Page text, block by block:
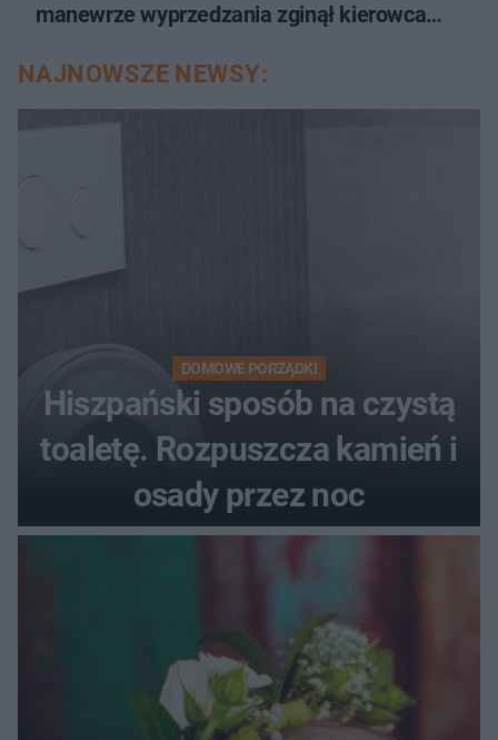
manewrze wyprzedzania zginął kierowca
NAJNOWSZE NEWSY:
DOMOWE PORZĄDKI
Hiszpański sposób na czystą
toaletę. Rozpuszcza kamień i
osady przez noc